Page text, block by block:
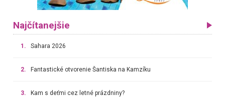
Najčítanejšie
1. Sahara 2026
2. Fantastické otvorenie Šantiska na Kamzíku
3. Kam s deťmi cez letné prázdniny?